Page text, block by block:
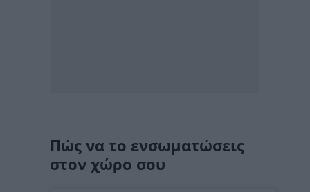
Πώς να το ενσωματώσεις
στον χώρο σου